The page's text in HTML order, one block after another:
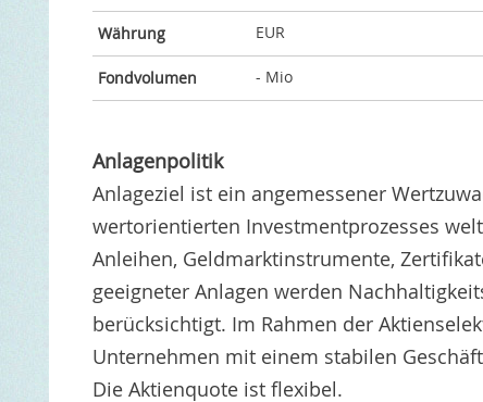
Währung EUR
Fondvolumen - Mio
Anlagenpolitik
Anlageziel ist ein angemessener
wertorientierten Investmentprozesses
Anleihen, Geldmarktinstrumente,
geeigneter Anlagen werden
berücksichtigt. Im Rahmen der
Unternehmen mit einem stabilen
Die Aktienquote ist flexibel.